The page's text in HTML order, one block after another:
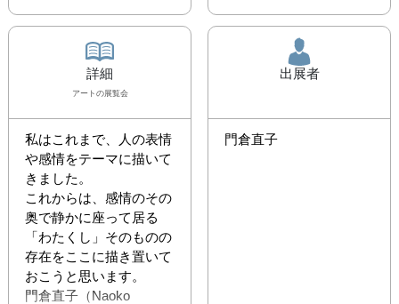
詳細
アート の展覧会
私はこれまで、人の表情
や感情をテーマに描いて
きました。
これからは、感情のその
奥で静かに座って居る
「わたくし」そのものの
存在をここに描き置いて
おこうと思います。
門倉直子（Naoko
出展者
門倉直子